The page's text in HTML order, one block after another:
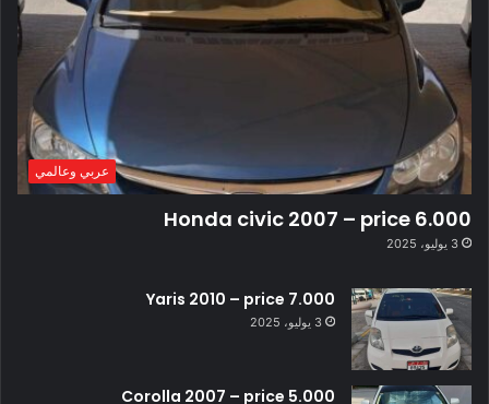
عربي وعالمي
Honda civic 2007 – price 6.000
3 يوليو، 2025
Yaris 2010 – price 7.000
3 يوليو، 2025
Corolla 2007 – price 5.000